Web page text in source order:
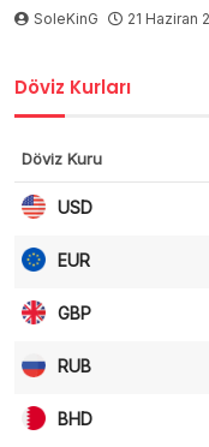
SoleKinG 21 Haziran
Döviz Kurları
Döviz Kuru
USD
EUR
GBP
RUB
BHD